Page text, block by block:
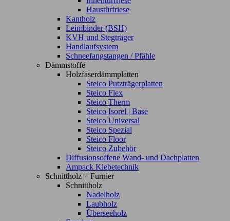
Haustürfriese
Kantholz
Leimbinder (BSH)
KVH und Stegträger
Handlaufsystem
Schneefangstangen / Pfähle
Dämmstoffe
Holzfaserdämmplatten
Steico Putzträgerplatten
Steico Flex
Steico Therm
Steico Isorel | Base
Steico Universal
Steico Spezial
Steico Floor
Steico Zubehör
Diffusionsoffene Wand- und Dachplatten
Ampack Klebetechnik
Schnittholz + Furnier
Schnittholz
Nadelholz
Laubholz
Überseeholz